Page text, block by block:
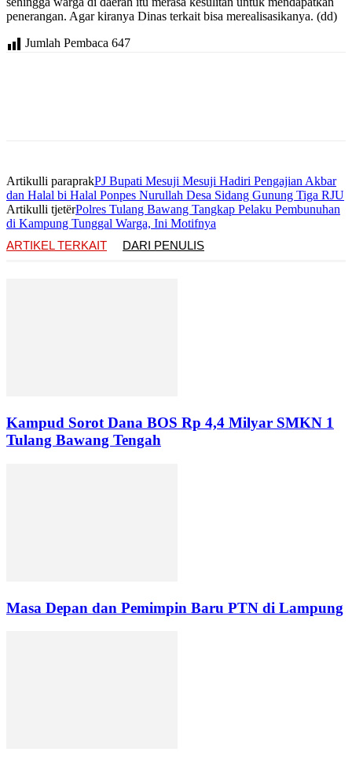
penerangan. Agar kiranya Dinas terkait bisa merealisasikanya. (dd)
Jumlah Pembaca 647
Artikulli paraprakPJ Bupati Mesuji Mesuji Hadiri Pengajian Akbar
dan Halal bi Halal Ponpes Nurullah Desa Sidang Gunung Tiga RJU
Artikulli tjetërPolres Tulang Bawang Tangkap Pelaku Pembunuhan
di Kampung Tunggal Warga, Ini Motifnya
ARTIKEL TERKAIT
DARI PENULIS
Kampud Sorot Dana BOS Rp 4,4 Milyar SMKN 1
Tulang Bawang Tengah
Masa Depan dan Pemimpin Baru PTN di Lampung